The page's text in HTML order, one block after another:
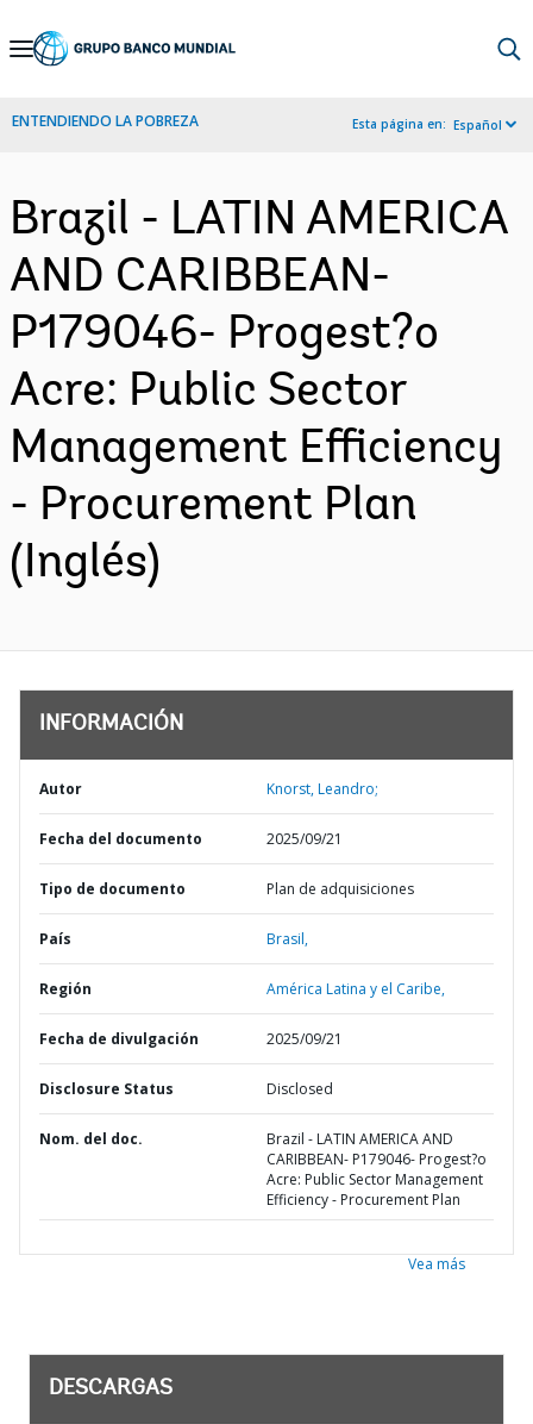
Skip
Navigation
ENTENDIENDO LA POBREZA Esta página en: Español
Brazil - LATIN AMERICA
AND CARIBBEAN-
P179046- Progest?o
Acre: Public Sector
Management Efficiency
- Procurement Plan
(Inglés)
INFORMACIÓN
Autor Knorst, Leandro;
Fecha del documento 2025/09/21
Tipo de documento Plan de adquisiciones
País Brasil,
Región América Latina y el Caribe,
Fecha de divulgación 2025/09/21
Disclosure Status Disclosed
Nom. del doc.
Brazil - LATIN AMERICA AND
CARIBBEAN- P179046- Progest?o
Acre: Public Sector Management
Efficiency - Procurement Plan
Vea más
DESCARGAS